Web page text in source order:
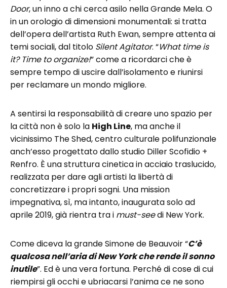
Door, un inno a chi cerca asilo nella Grande Mela. O
in un orologio di dimensioni monumentali: si tratta
dell’opera dell’artista Ruth Ewan, sempre attenta ai
temi sociali, dal titolo Silent Agitator. “What time is
it? Time to organize!” come a ricordarci che è
sempre tempo di uscire dall’isolamento e riunirsi
per reclamare un mondo migliore.
A sentirsi la responsabilità di creare uno spazio per
la città non è solo la High Line, ma anche il
vicinissimo The Shed, centro culturale polifunzionale
anch’esso progettato dallo studio Diller Scofidio +
Renfro. È una struttura cinetica in acciaio traslucido,
realizzata per dare agli artisti la libertà di
concretizzare i propri sogni. Una mission
impegnativa, sì, ma intanto, inaugurata solo ad
aprile 2019, già rientra tra i must-seedi New York.
Come diceva la grande Simone de Beauvoir “C’è
qualcosa nell’aria di New York che rende il sonno
inutile”. Ed è una vera fortuna. Perché di cose di cui
riempirsi gli occhi e ubriacarsi l’anima ce ne sono